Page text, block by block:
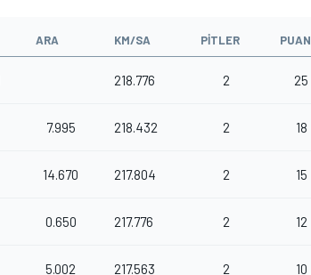
ARA KM/SA PITLER PUAN
218.776 2 25
7.995 218.432 2 18
14.670 217.804 2 15
0.650 217.776 2 12
5.002 217.563 2 10